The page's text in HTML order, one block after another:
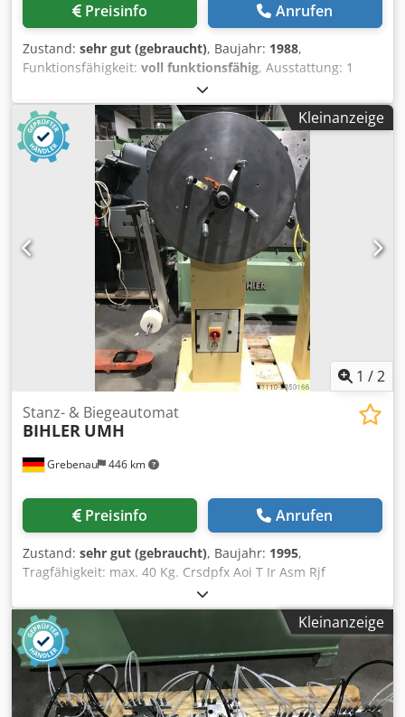
Preisinfo Anrufen
Zustand: sehr gut (gebraucht), Baujahr: 1988,
Funktionsfähigkeit: voll funktionsfähig, Ausstattung: 1
Zangeneinzug rechts 1 Exzenterpresse 70 kN 3 Schmal-
Schlittenaggregate 1 Steuerwelle Cedpfx Amotmtzks Rorf
Arbeitsbereich: Drahtstärkebereich: 0,5 - 3,0 mm
Bandbreite: max 40 mm Einzugslänge: max. 240 mm
Leistung: max. 400/min
Kleinanzeige
1 /2
Grebenau 446 km
Stanz- & Biegeautomat
BIHLER UMH
Preisinfo Anrufen
Zustand: sehr gut (gebraucht), Baujahr: 1995,
Tragfähigkeit: max. 40 Kg. Crsdpfx Aoi T Ir Asm Rjf
Haspeltellerdurchmesser: 650 mm
Bundaußendurchmesser: max. 600 mm
Bundinnendurchmesser: 170 - 310 mm Bundbreite: max.
200 mm
Kleinanzeige